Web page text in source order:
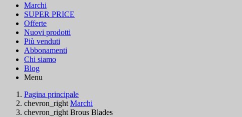
Marchi
SUPER PRICE
Offerte
Nuovi prodotti
Più venduti
Abbonamenti
Chi siamo
Blog
Menu
Pagina principale
chevron_right Marchi
chevron_right Brous Blades